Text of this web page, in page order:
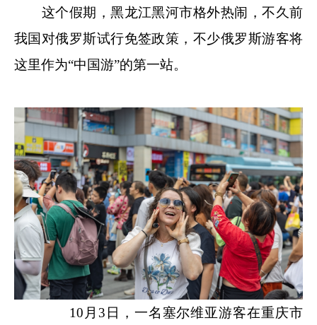
这个假期，黑龙江黑河市格外热闹，不久前
我国对俄罗斯试行免签政策，不少俄罗斯游客将
这里作为“中国游”的第一站。
10月3日，一名塞尔维亚游客在重庆市